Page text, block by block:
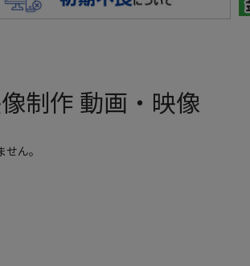
制作 動画・映像
ん。